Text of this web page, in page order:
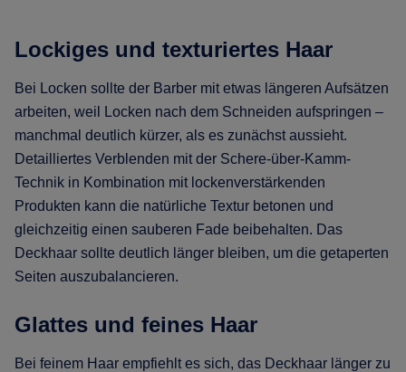
Lockiges und texturiertes Haar
Bei Locken sollte der Barber mit etwas längeren Aufsätzen
arbeiten, weil Locken nach dem Schneiden aufspringen –
manchmal deutlich kürzer, als es zunächst aussieht.
Detailliertes Verblenden mit der Schere-über-Kamm-
Technik in Kombination mit lockenverstärkenden
Produkten kann die natürliche Textur betonen und
gleichzeitig einen sauberen Fade beibehalten. Das
Deckhaar sollte deutlich länger bleiben, um die getaperten
Seiten auszubalancieren.
Glattes und feines Haar
Bei feinem Haar empfiehlt es sich, das Deckhaar länger zu